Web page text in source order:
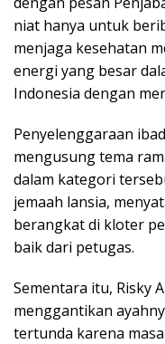
niat hanya untuk
menjaga kesehatan
energi yang besar
Indonesia dengan
Penyelenggaraan
mengusung tema
dalam kategori
jemaah lansia,
berangkat di kloter
baik dari petugas.
Sementara itu, Risky
menggantikan
tertunda karena